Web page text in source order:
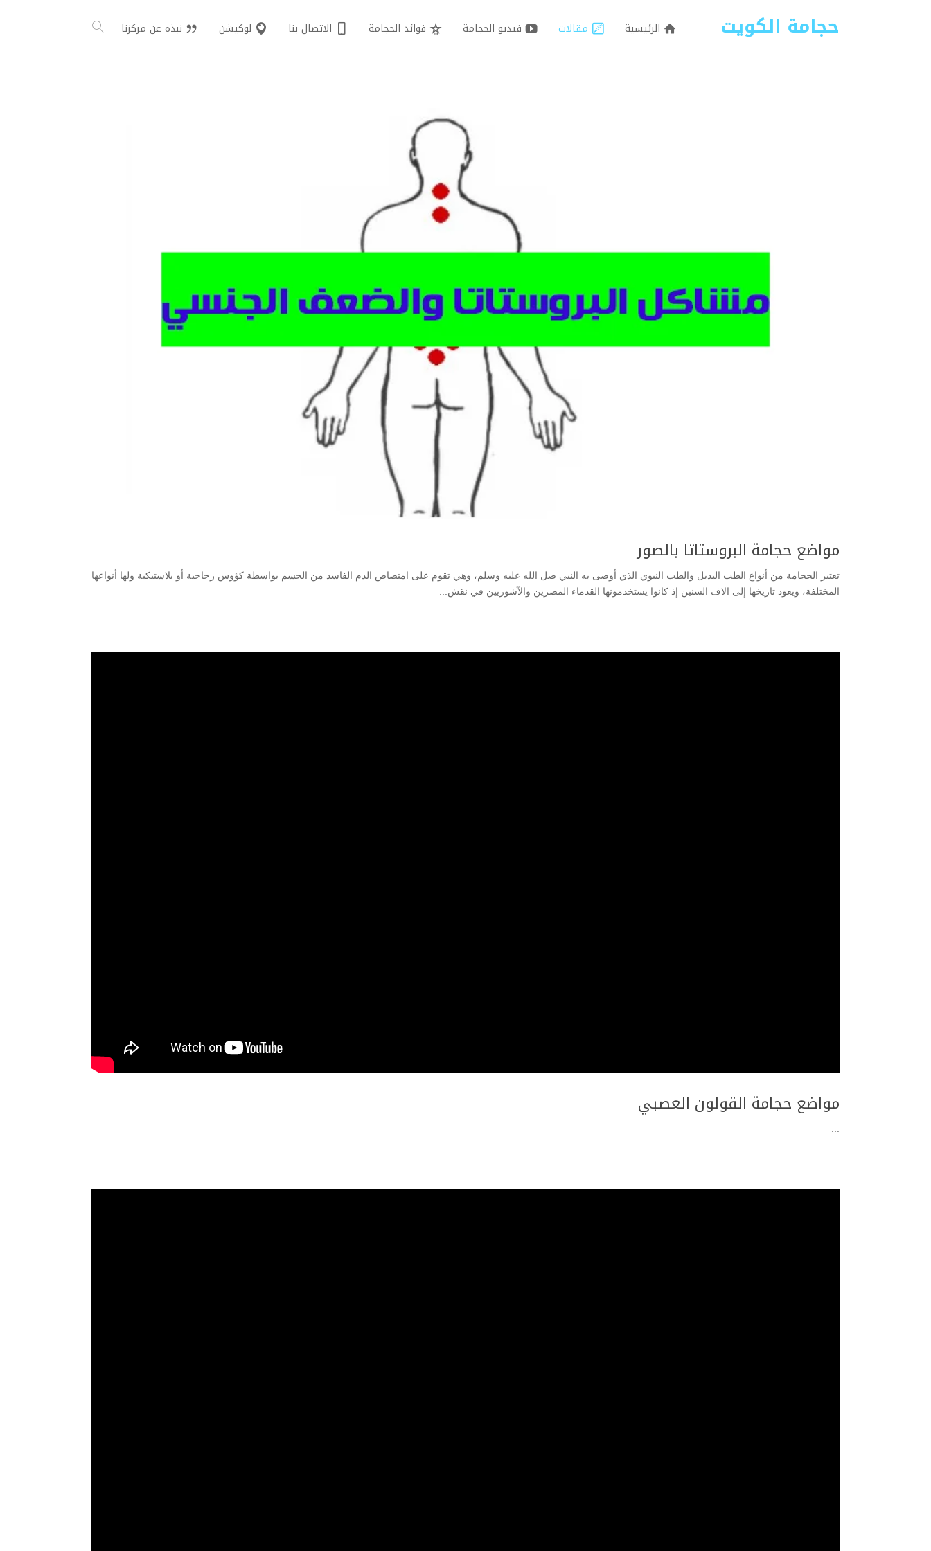
حجامة الكويت الرئيسية مقالات فيديو الحجامة فوائد الحجامة الاتصال بنا لوكيشن نبذه عن مركزنا
مواضع حجامة البروستاتا بالصور
تعتبر الحجامة من أنواع الطب البديل والطب النبوي الذي أوصى به النبي صل الله عليه وسلم، وهي تقوم على امتصاص الدم الفاسد من الجسم بواسطة كؤوس زجاجية أو بلاستيكية ولها أنواعها
المختلفة، ويعود تاريخها إلى الاف السنين إذ كانوا يستخدمونها القدماء المصرين والآشوريين في نقش...
مواضع حجامة القولون العصبي